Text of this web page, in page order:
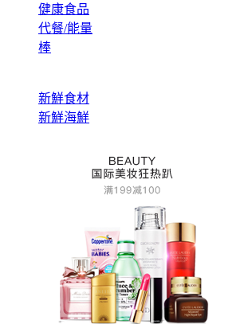
健康食品
代餐/能量
棒
新鮮食材
新鮮海鮮